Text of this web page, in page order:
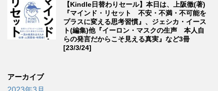
【Kindle日替わりセール】本日は、上阪徹(著)
『マインド・リセット 不安・不満・不可能を
プラスに変える思考習慣』、ジェシカ・イース
ト(編集)他『イーロン・マスクの生声 本人自
らの発言だからこそ見える真実』など3冊
[23/3/24]
アーカイブ